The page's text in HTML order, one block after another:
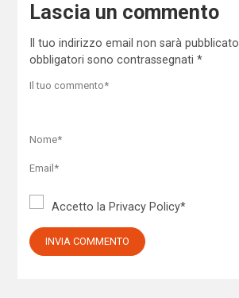
Lascia un commento
Il tuo indirizzo email non sarà pubblicato.
obbligatori sono contrassegnati *
Accetto la Privacy Policy*